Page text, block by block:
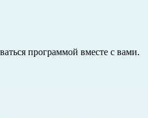
программой вместе с вами.